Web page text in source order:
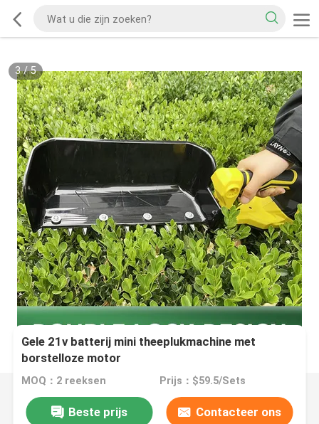
3/5
Gele 21v batterij mini theeplukmachine met
borstelloze motor
MOQ：2 reeksen Prijs：$59.5/Sets
Beste prijs Contacteer ons